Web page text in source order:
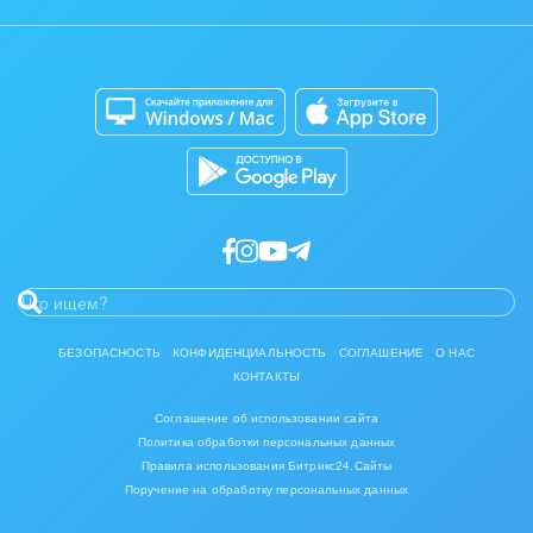
Каталог приложений
Разработчикам приложений
БЕЗОПАСНОСТЬ КОНФИДЕНЦИАЛЬНОСТЬ СОГЛАШЕНИЕ
О НАС
КОНТАКТЫ
Соглашение об использовании сайта
Политика обработки персональных данных
Правила использования Битрикс24.Сайты
Поручение на обработку персональных данных